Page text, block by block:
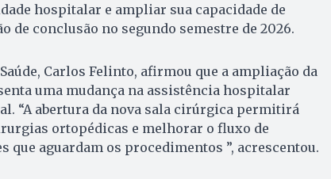
hospitalar e ampliar sua capacidade de
de conclusão no segundo semestre de 2026.
Carlos Felinto, afirmou que a ampliação da
uma mudança na assistência hospitalar
“A abertura da nova sala cirúrgica permitirá
ortopédicas e melhorar o fluxo de
que aguardam os procedimentos ”, acrescentou.